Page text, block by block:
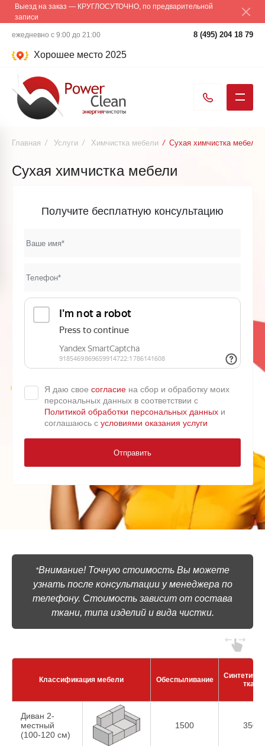
Выезд на заказ — КРУГЛОСУТОЧНО, по предварительной
записи
ежедневно с 9:00 до 21:00 8 (495) 204 18 79
Хорошее место 2025
Главная / Услуги / Химчистка мебели / Сухая химчистка мебели
Сухая химчистка мебели
Получите бесплатную консультацию
Отправить
Я даю свое согласие на сбор и обработку моих
персональных данных в соответствии с
Политикой обработки персональных данных и
соглашаюсь с условиями оказания услуги
*Внимание! Точную стоимость Вы можете
узнать после консультации у менеджера по
телефону. Стоимость зависит от состава
ткани, типа изделий и вида чистки.
Классификация мебели Обеспыливание
ткани
Диван 2-
местный
(100-120 см)
1500 3500